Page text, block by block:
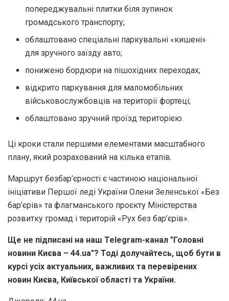
попереджувальні плитки біля зупинок
громадського транспорту;
облаштовано спеціальні паркувальні «кишені»
для зручного заїзду авто;
понижено бордюри на пішохідних переходах;
відкрито паркування для маломобільних
військовослужбовців на території фортеці;
облаштовано зручний проїзд територією.
Ці кроки стали першими елементами масштабного
плану, який розрахований на кілька етапів.
Маршрут безбар’єрності є частиною національної
ініціативи Першої леді України Олени Зеленської «Без
бар’єрів» та флагманського проєкту Міністерства
розвитку громад і територій «Рух без бар’єрів».
Ще не підписані на наш Telegram-канал "Головні
новини Києва – 44.ua"? Тоді долучайтесь, щоб бути в
курсі усіх актуальних, важливих та перевірених
новин Києва, Київської області та України.